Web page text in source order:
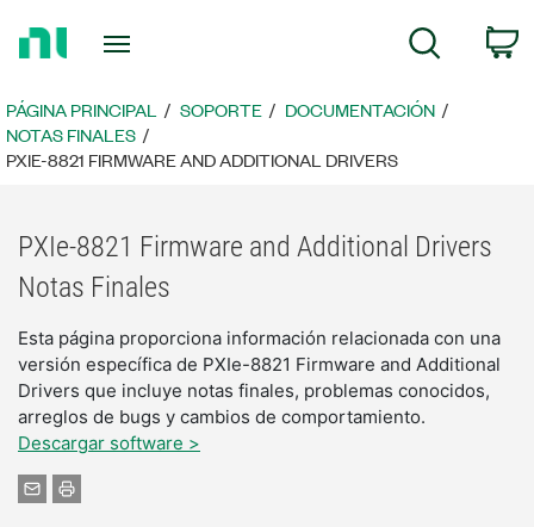
página
principal
Búsqueda
PÁGINA PRINCIPAL SOPORTE
DOCUMENTACIÓN
NOTAS FINALES
PXIE-8821 FIRMWARE AND ADDITIONAL DRIVERS
PXIe-8821 Firmware and Additional Drivers
Notas Finales
Esta página proporciona información relacionada con una
versión específica de PXIe-8821 Firmware and Additional
Drivers que incluye notas finales, problemas conocidos,
arreglos de bugs y cambios de comportamiento.
Descargar software >